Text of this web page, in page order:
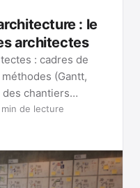
: le
architectes
: cadres de
méthodes (Gantt,
des chantiers
min de lecture